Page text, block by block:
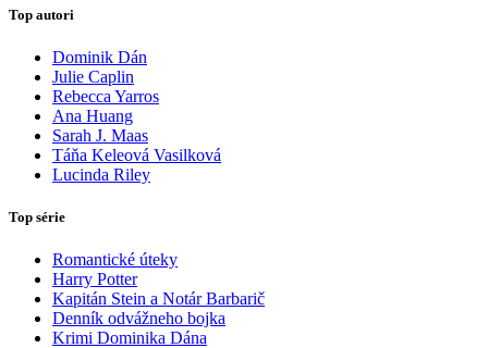
Top autori
Dominik Dán
Julie Caplin
Rebecca Yarros
Ana Huang
Sarah J. Maas
Táňa Keleová Vasilková
Lucinda Riley
Top série
Romantické úteky
Harry Potter
Kapitán Stein a Notár Barbarič
Denník odvážneho bojka
Krimi Dominika Dána